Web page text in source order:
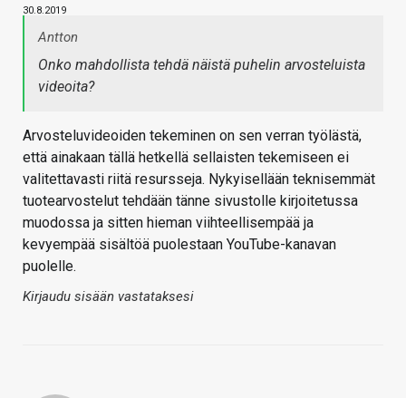
30.8.2019
Antton
Onko mahdollista tehdä näistä puhelin arvosteluista
videoita?
Arvosteluvideoiden tekeminen on sen verran työlästä,
että ainakaan tällä hetkellä sellaisten tekemiseen ei
valitettavasti riitä resursseja. Nykyisellään teknisemmät
tuotearvostelut tehdään tänne sivustolle kirjoitetussa
muodossa ja sitten hieman viihteellisempää ja
kevyempää sisältöä puolestaan YouTube-kanavan
puolelle.
Kirjaudu sisään vastataksesi